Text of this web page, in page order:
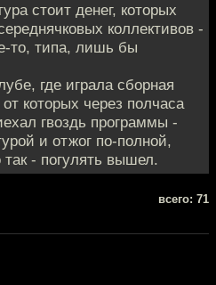
стоит денег, которых
коллективов -
то, типа, лишь бы
где играла сборная
которых через полчаса
гвоздь программы -
и отжог по-полной,
так - погулять вышел.
всего: 71